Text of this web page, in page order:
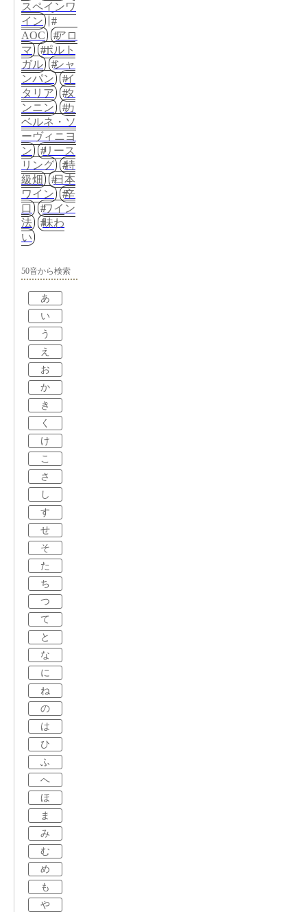
スペインワ
イン
AOC
アロ
マ
ポルト
ガル
シャ
ンパン
イ
タリア
タ
ンニン
カ
ベルネ・ソ
ーヴィニヨ
ン
リース
リング
特
級畑
日本
ワイン
辛
口
ワイン
法
味わ
い
50音から検索
あ
い
う
え
お
か
き
く
け
こ
さ
し
す
せ
そ
た
ち
つ
て
と
な
に
ね
の
は
ひ
ふ
へ
ほ
ま
み
む
め
も
や